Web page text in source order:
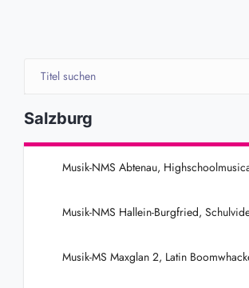
Salzburg
Musik-NMS Abtenau,
Musik-NMS Hallein-Burgfried,
Musik-MS Maxglan 2, Latin